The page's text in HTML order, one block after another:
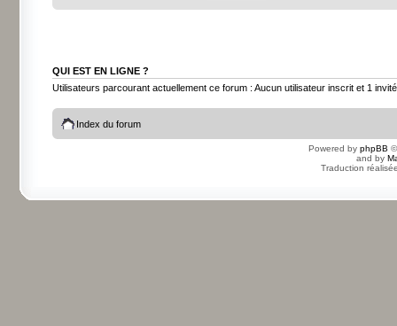
QUI EST EN LIGNE ?
Utilisateurs parcourant actuellement ce forum : Aucun utilisateur inscrit et 1 invité
Index du forum
Powered by phpBB
and by
Traduction